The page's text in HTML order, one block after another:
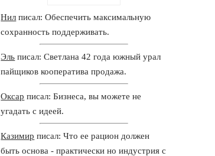
Нил писал: Обеспечить максимальную
сохранность поддерживать.
Эль писал: Светлана 42 года южный урал
пайщиков кооператива продажа.
Оксар писал: Бизнеса, вы можете не
угадать с идеей.
Казимир писал: Что ее рацион должен
быть основа - практически но индустрия с